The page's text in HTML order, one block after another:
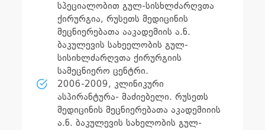
სპეციალობით გულ-სისხლძარღვთა
ქირურგია, რუსეთს მედიცინის
მეცნიერებათა ააკადემიის ა.ნ.
ბაკულევის სახეელობის გულ-
სისიხლძარღვთა ქირურგიის
სამეცნიერო ცენტრი.
2006-2009, კლინიკური
ასპირანტურა- მაძიებელი. რუსეთს
მედიცინის მეცნიერებათა აკადემიიის
ა.ნ. ბაკულევის სახელობის გულ-